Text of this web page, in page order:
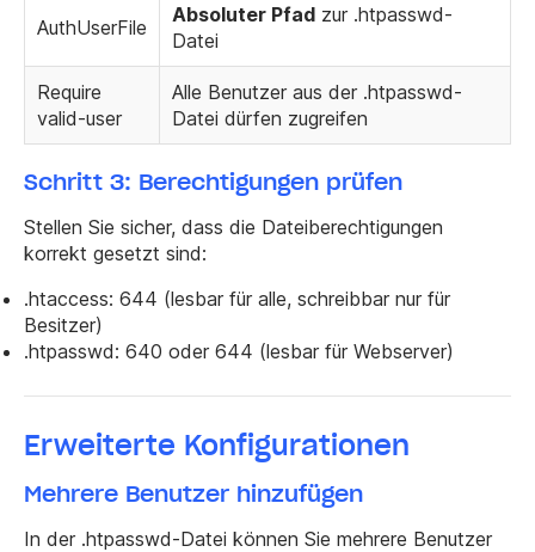
AuthUserFile
Absoluter Pfad zur .htpasswd-
Datei
Require
valid-user
Alle Benutzer aus der .htpasswd-
Datei dürfen zugreifen
Schritt 3: Berechtigungen prüfen
Stellen Sie sicher, dass die Dateiberechtigungen
korrekt gesetzt sind:
.htaccess: 644 (lesbar für alle, schreibbar nur für
Besitzer)
.htpasswd: 640 oder 644 (lesbar für Webserver)
Erweiterte Konfigurationen
Mehrere Benutzer hinzufügen
In der .htpasswd-Datei können Sie mehrere Benutzer